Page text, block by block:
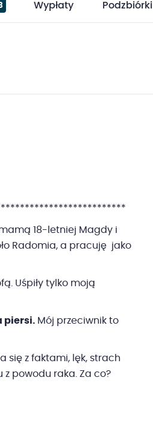
Wypłaty Podzbiórki
18-letniej Magdy i
Radomia, a pracuję jako
Uśpiły tylko moją
piersi. Mój przeciwnik to
się z faktami, lęk, strach
z powodu raka. Za co?